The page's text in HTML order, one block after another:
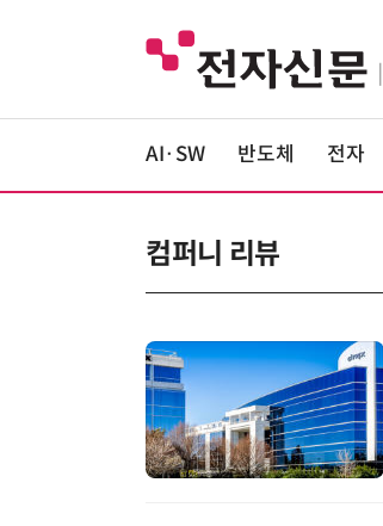
AI·SW 반도체 전자
컴퍼니 리뷰